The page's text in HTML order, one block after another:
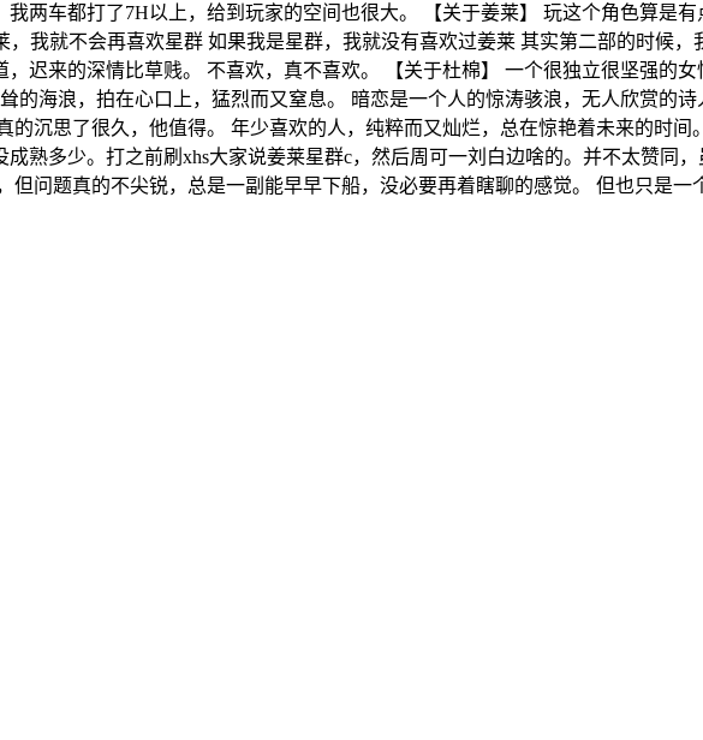
两车都打了7H以上，给到玩家的空间也很大。 【关于姜莱】 玩这个角色算是
我就不会再喜欢星群 如果我是星群，我就没有喜欢过姜莱 其实第二部的时候
迟来的深情比草贱。 不喜欢，真不喜欢。 【关于杜棉】 一个很独立很坚强的
的海浪，拍在心口上，猛烈而又窒息。 暗恋是一个人的惊涛骇浪，无人欣赏的
沉思了很久，他值得。 年少喜欢的人，纯粹而又灿烂，总在惊艳着未来的时
熟多少。打之前刷xhs大家说姜莱星群c，然后周可一刘白边啥的。并不太赞同
问题真的不尖锐，总是一副能早早下船，没必要再着瞎聊的感觉。 但也只是